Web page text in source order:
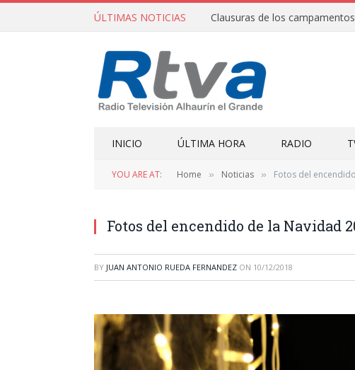
ÚLTIMAS NOTICIAS
INICIO ÚLTIMA HORA RADIO
YOU ARE AT: Home » Noticias » Fotos del
Fotos del encendido de la Navidad
BY JUAN ANTONIO RUEDA FERNANDEZ ON 10/12/2018